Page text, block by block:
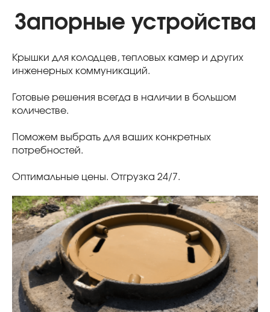
Запорные устройства
Крышки для колодцев, тепловых камер и других
инженерных коммуникаций.
Готовые решения всегда в наличии в большом
количестве.
Поможем выбрать для ваших конкретных
потребностей.
Оптимальные цены. Отгрузка 24/7.